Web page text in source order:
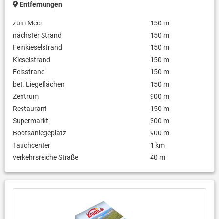
Entfernungen
zum Meer
150 m
nächster Strand
150 m
Feinkieselstrand
150 m
Kieselstrand
150 m
Felsstrand
150 m
bet. Liegeflächen
150 m
Zentrum
900 m
Restaurant
150 m
Supermarkt
300 m
Bootsanlegeplatz
900 m
Tauchcenter
1 km
verkehrsreiche Straße
40 m